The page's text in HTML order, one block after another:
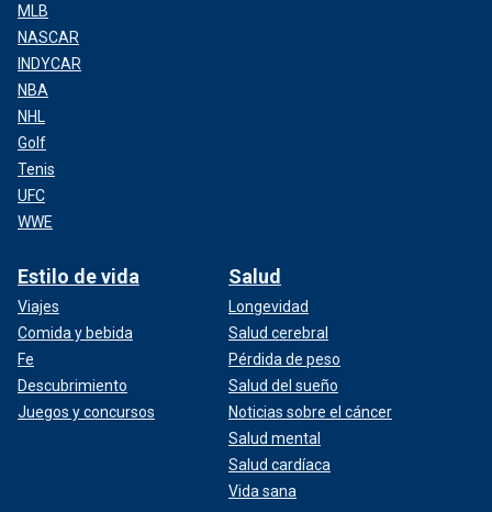
MLB
NASCAR
INDYCAR
NBA
NHL
Golf
Tenis
UFC
WWE
Estilo de vida
Viajes
Comida y bebida
Fe
Descubrimiento
Juegos y concursos
Salud
Longevidad
Salud cerebral
Pérdida de peso
Salud del sueño
Noticias sobre el cáncer
Salud mental
Salud cardíaca
Vida sana